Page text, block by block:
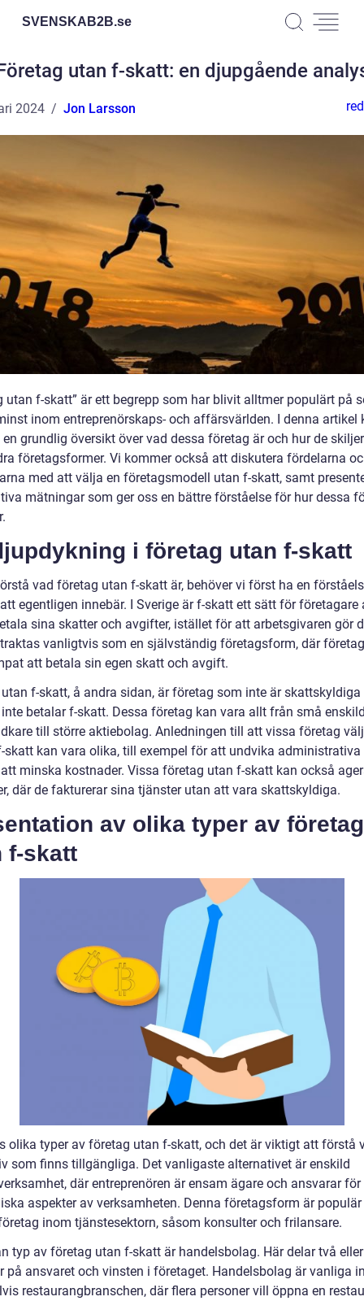
SVENSKAB2B.se
utan f-skatt: en djupgående
2024 Jon Larsson
utan f-skatt” är ett begrepp som har blivit alltmer populärt på
inom entreprenörskaps- och affärsvärlden. I denna artikel
grundlig översikt över vad dessa företag är och hur de
företagsformer. Vi kommer också att diskutera fördelarna
med att välja en företagsmodell utan f-skatt, samt
mätningar som ger oss en bättre förståelse för hur dessa
i företag utan f-skatt
vad företag utan f-skatt är, behöver vi först ha en
egentligen innebär. I Sverige är f-skatt ett sätt för företagare
sina skatter och avgifter, istället för att arbetsgivaren gör
vanligtvis som en självständig företagsform, där
att betala sin egen skatt och avgift.
f-skatt, å andra sidan, är företag som inte är skattskyldiga
betalar f-skatt. Dessa företag kan vara allt från små
till större aktiebolag. Anledningen till att vissa företag
skatt kan vara olika, till exempel för att undvika administrativa
minska kostnader. Vissa företag utan f-skatt kan också
där de fakturerar sina tjänster utan att vara skattskyldiga.
av olika typer av företag
f-skatt
olika typer av företag utan f-skatt, och det är viktigt att förstå
som finns tillgängliga. Det vanligaste alternativet är enskild
där entreprenören är ensam ägare och ansvarar
aspekter av verksamheten. Denna företagsform är
inom tjänstesektorn, såsom konsulter och frilansare.
typ av företag utan f-skatt är handelsbolag. Här delar två
på ansvaret och vinsten i företaget. Handelsbolag är vanliga
restaurangbranschen, där flera personer vill öppna en